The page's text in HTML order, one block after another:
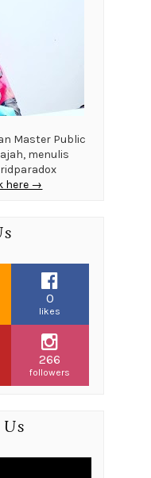
Master Public
menulis
here →
0
likes
266
followers